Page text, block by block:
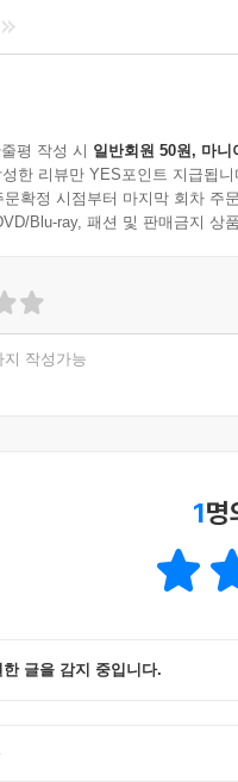
사랑’, ‘동성애’, ‘중년 여
하여 보다 세밀하게 읽어
‘환영’ 사이, 어느 중년 여
의 숙모와 혜인처럼, 최은
끊겨버린 존재들에 대한
열하고 어두운 이면은 외면
어를 선택한 대중의 마음을
는 강’은 결코 건너지 않는 사랑
딴방》을 1970년대 여공 수
떠한 윤리적 딜레마를 겪
서는 결이 다른 두 작가,
전통을 전복하는 여성 예술
원을 ‘여성적 관계의 의
대한 근본적 문제 제기를 담
타오르는
항 사이, 문제적 여성 인물
가로지르는 신중하게 면
말한다. 한국 땅에서 여
평 작성 시 일반회원 50원, 마니
한 리뷰만 YES포인트 지급됩니
확정 시점부터 마지막 회차 주
Blu-ray, 패션 및 판매금지 상
지 작성가능
1명
한 글을 감지 중입니다.